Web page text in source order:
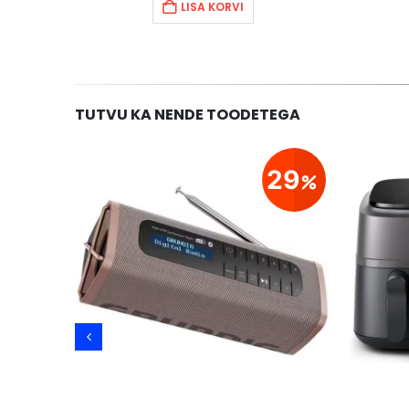
LISA KORVI
TUTVU KA NENDE TOODETEGA
29